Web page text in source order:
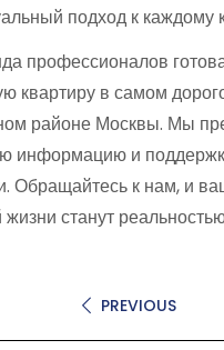
подход к каждому
профессионалов
квартиру в самом
районе Москвы. Мы
информацию и
Обращайтесь к нам, и
станут
PREVIOUS